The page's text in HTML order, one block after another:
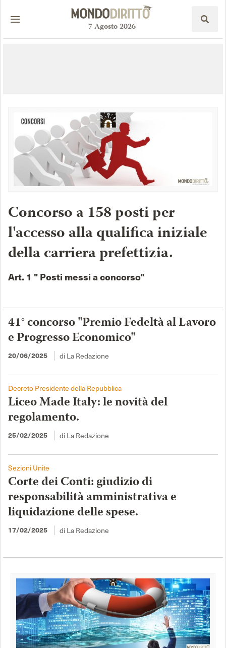
7Agosto2026
Concorso a 158 posti per
l'accesso alla qualifica iniziale
della carriera prefettizia.
Art. 1 " Posti messi a concorso"
41° concorso "Premio Fedeltà al Lavoro
e Progresso Economico"
20/06/2025 di La Redazione
Decreto Presidente della Repubblica
Liceo Made Italy: le novità del
regolamento.
25/02/2025 di La Redazione
Sezioni Unite
Corte dei Conti: giudizio di
responsabilità amministrativa e
liquidazione delle spese.
17/02/2025 di La Redazione